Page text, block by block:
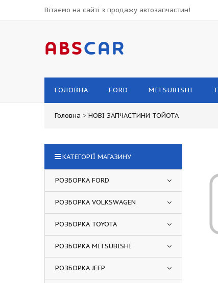
Вітаємо на сайті з продажу автозапчастин!
ABSCAR
ГОЛОВНА FORD MITSUBISHI
Головна > НОВІ ЗАПЧАСТИНИ ТОЙОТА
КАТЕГОРІЇ МАГАЗИНУ
РОЗБОРКА FORD
РОЗБОРКА VOLKSWAGEN
РОЗБОРКА TOYOTA
РОЗБОРКА MITSUBISHI
РОЗБОРКА JEEP